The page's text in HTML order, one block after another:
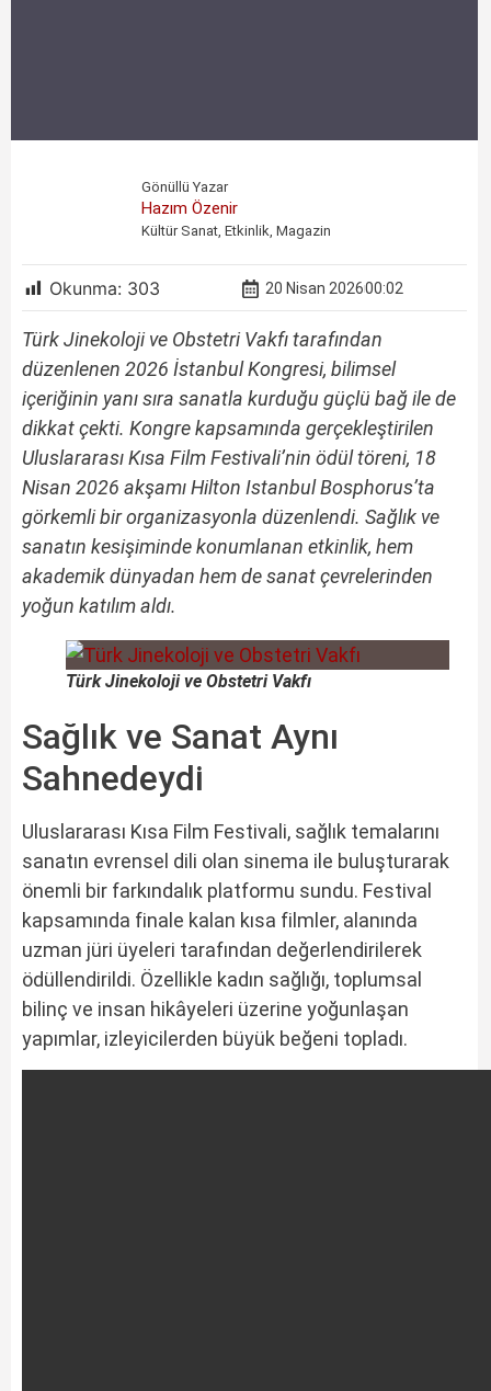
Gönüllü Yazar
Hazım Özenir
Kültür Sanat, Etkinlik, Magazin
Okunma: 303 20 Nisan 202600:02
Türk Jinekoloji ve Obstetri Vakfıtarafından
düzenlenen 2026 İstanbul Kongresi, bilimsel
içeriğinin yanı sıra sanatla kurduğu güçlü bağ ile de
dikkat çekti. Kongre kapsamında gerçekleştirilen
Uluslararası Kısa Film Festivali’nin ödül töreni, 18
Nisan 2026 akşamı Hilton Istanbul Bosphorus’ta
görkemli bir organizasyonla düzenlendi. Sağlık ve
sanatın kesişiminde konumlanan etkinlik, hem
akademik dünyadan hem de sanat çevrelerinden
yoğun katılım aldı.
Türk Jinekoloji ve Obstetri Vakfı
Sağlık ve Sanat Aynı
Sahnedeydi
Uluslararası Kısa Film Festivali, sağlık temalarını
sanatın evrensel dili olan sinema ile buluşturarak
önemli bir farkındalık platformu sundu. Festival
kapsamında finale kalan kısa filmler, alanında
uzman jüri üyeleri tarafından değerlendirilerek
ödüllendirildi. Özellikle kadın sağlığı, toplumsal
bilinç ve insan hikâyeleri üzerine yoğunlaşan
yapımlar, izleyicilerden büyük beğeni topladı.